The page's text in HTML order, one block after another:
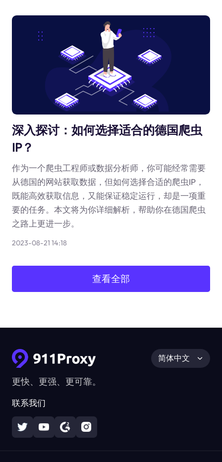
深入探讨：如何选择适合的德国爬虫
IP？
作为一个爬虫工程师或数据分析师，你可能经常需要
从德国的网站获取数据，但如何选择合适的爬虫IP，
既能高效获取信息，又能保证稳定运行，却是一项重
要的任务。本文将为你详细解析，帮助你在德国爬虫
之路上更进一步。
2023-08-21 14:18
查看全部
更快、更强、更可靠。
联系我们
简体中文